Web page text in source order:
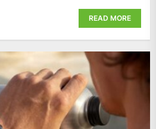
READ MORE